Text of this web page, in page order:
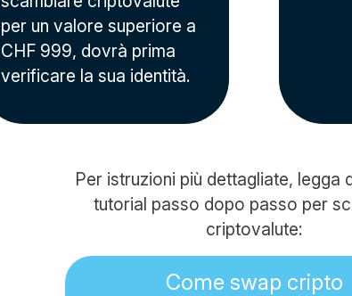
per un valore superiore a
CHF 999, dovrà prima
verificare la sua identità.
Per istruzioni più dettagliate, legga
tutorial passo dopo passo per
criptovalute:
Come swap cripto